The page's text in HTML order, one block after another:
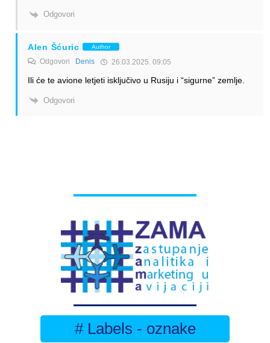
Odgovori
Alen Šćuric Author
Odgovori Denis 26.03.2025. 09:05
Ili će te avione letjeti isključivo u Rusiju i “sigurne” zemlje.
Odgovori
# Labels - oznake